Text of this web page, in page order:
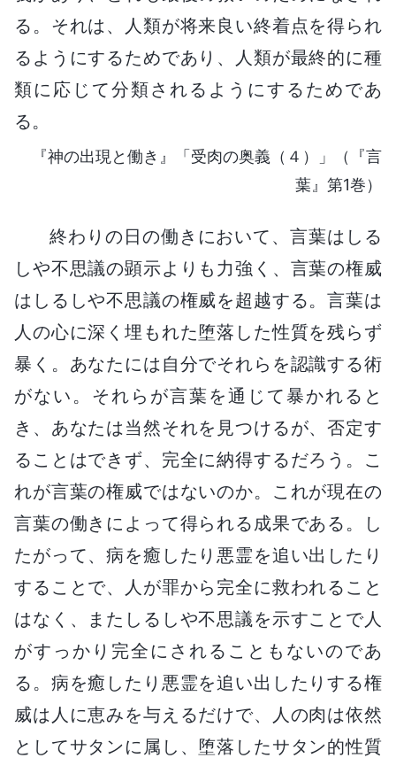
る。それは、人類が将来良い終着点を得られ
るようにするためであり、人類が最終的に種
類に応じて分類されるようにするためであ
る。
『神の出現と働き』「受肉の奥義（４）」（『言
葉』第1巻）
終わりの日の働きにおいて、言葉はしる
しや不思議の顕示よりも力強く、言葉の権威
はしるしや不思議の権威を超越する。言葉は
人の心に深く埋もれた堕落した性質を残らず
暴く。あなたには自分でそれらを認識する術
がない。それらが言葉を通じて暴かれると
き、あなたは当然それを見つけるが、否定す
ることはできず、完全に納得するだろう。こ
れが言葉の権威ではないのか。これが現在の
言葉の働きによって得られる成果である。し
たがって、病を癒したり悪霊を追い出したり
することで、人が罪から完全に救われること
はなく、またしるしや不思議を示すことで人
がすっかり完全にされることもないのであ
る。病を癒したり悪霊を追い出したりする権
威は人に恵みを与えるだけで、人の肉は依然
としてサタンに属し、堕落したサタン的性質